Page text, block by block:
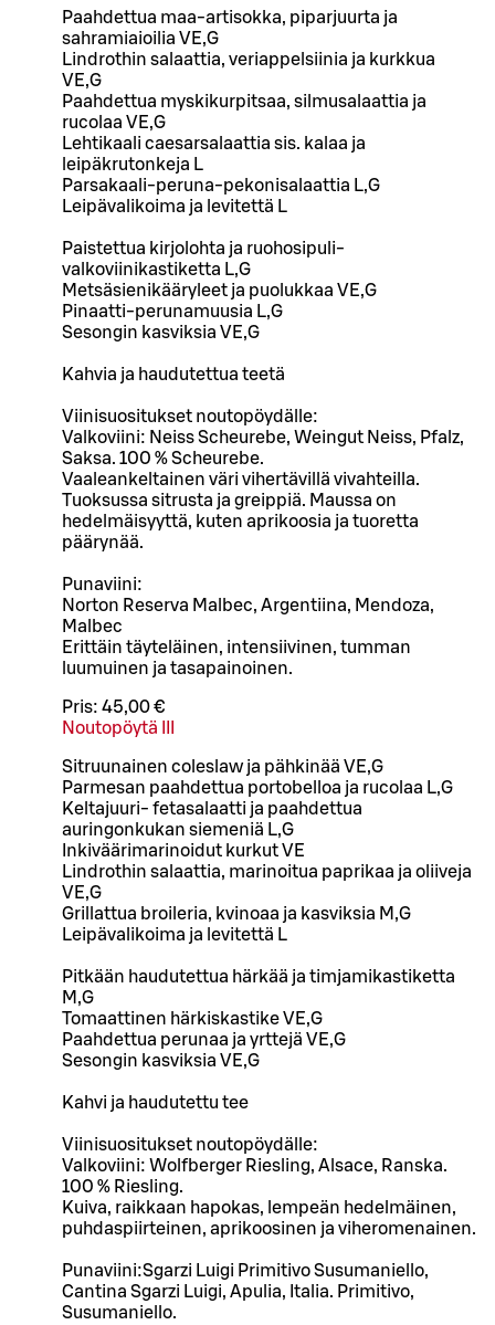
Paahdettua maa-artisokka, piparjuurta ja
sahramiaioilia VE,G
Lindrothin salaattia, veriappelsiinia ja kurkkua
VE,G
Paahdettua myskikurpitsaa, silmusalaattia ja
rucolaa VE,G
Lehtikaali caesarsalaattia sis. kalaa ja
leipäkrutonkeja L
Parsakaali-peruna-pekonisalaattia L,G
Leipävalikoima ja levitettä L
Paistettua kirjolohta ja ruohosipuli-
valkoviinikastiketta L,G
Metsäsienikääryleet ja puolukkaa VE,G
Pinaatti-perunamuusia L,G
Sesongin kasviksia VE,G
Kahvia ja haudutettua teetä
Viinisuositukset noutopöydälle:
Valkoviini: Neiss Scheurebe, Weingut Neiss, Pfalz,
Saksa. 100 % Scheurebe.
Vaaleankeltainen väri vihertävillä vivahteilla.
Tuoksussa sitrusta ja greippiä. Maussa on
hedelmäisyyttä, kuten aprikoosia ja tuoretta
päärynää.
Punaviini:
Norton Reserva Malbec, Argentiina, Mendoza,
Malbec
Erittäin täyteläinen, intensiivinen, tumman
luumuinen ja tasapainoinen.
Pris: 45,00 €
Noutopöytä III
Sitruunainen coleslaw ja pähkinää VE,G
Parmesan paahdettua portobelloa ja rucolaa L,G
Keltajuuri- fetasalaatti ja paahdettua
auringonkukan siemeniä L,G
Inkiväärimarinoidut kurkut VE
Lindrothin salaattia, marinoitua paprikaa ja oliiveja
VE,G
Grillattua broileria, kvinoaa ja kasviksia M,G
Leipävalikoima ja levitettä L
Pitkään haudutettua härkää ja timjamikastiketta
M,G
Tomaattinen härkiskastike VE,G
Paahdettua perunaa ja yrttejä VE,G
Sesongin kasviksia VE,G
Kahvi ja haudutettu tee
Viinisuositukset noutopöydälle:
Valkoviini: Wolfberger Riesling, Alsace, Ranska.
100 % Riesling.
Kuiva, raikkaan hapokas, lempeän hedelmäinen,
puhdaspiirteinen, aprikoosinen ja viheromenainen.
Punaviini:Sgarzi Luigi Primitivo Susumaniello,
Cantina Sgarzi Luigi, Apulia, Italia. Primitivo,
Susumaniello.